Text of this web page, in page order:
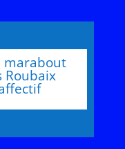
marabout
Roubaix